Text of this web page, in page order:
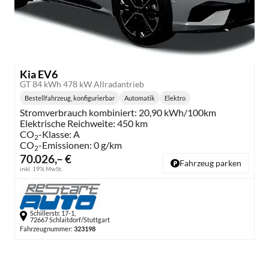
Kia EV6
GT 84 kWh 478 kW Allradantrieb
70.026,– €
inkl. 19% MwSt.
Bestellfahrzeug, konfigurierbar Automatik Elektro
Stromverbrauch kombiniert: 20,90 kWh/100km
Elektrische Reichweite: 450 km
CO2-Klasse: A
CO2-Emissionen: 0 g/km
Fahrzeug parken
Schillerstr. 17-1,
72667 Schlaitdorf/Stuttgart
Fahrzeugnummer: 323198